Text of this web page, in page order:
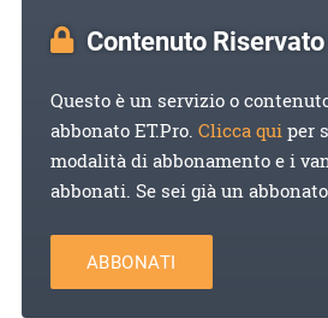
Contenuto Riservato
Questo è un servizio o
abbonato ET.Pro. Clicca quiper
modalità di abbonamento e i
abbonati. Se sei già un
ABBONATI